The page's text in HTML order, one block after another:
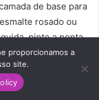
de base para
rosado ou
pinte a ponta
esmalte branco
fita adesiva.
segunda camada
proporcionamos a
site.